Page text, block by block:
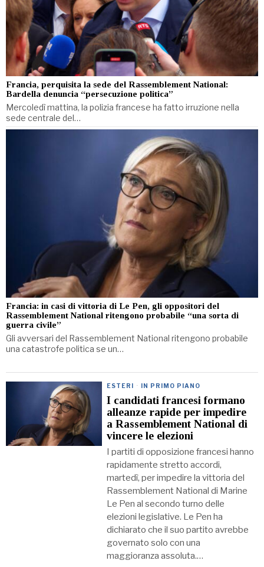
Francia, perquisita la sede del Rassemblement National:
Bardella denuncia “persecuzione politica”
Mercoledì mattina, la polizia francese ha fatto irruzione nella
sede centrale del…
Francia: in casi di vittoria di Le Pen, gli oppositori del
Rassemblement National ritengono probabile “una sorta di
guerra civile”
Gli avversari del Rassemblement National ritengono probabile
una catastrofe politica se un…
ESTERI · IN PRIMO PIANO
I candidati francesi formano
alleanze rapide per impedire
a Rassemblement National di
vincere le elezioni
I partiti di opposizione francesi hanno
rapidamente stretto accordi,
martedì, per impedire la vittoria del
Rassemblement National di Marine
Le Pen al secondo turno delle
elezioni legislative. Le Pen ha
dichiarato che il suo partito avrebbe
governato solo con una
maggioranza assoluta.…